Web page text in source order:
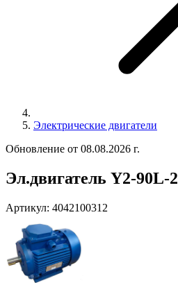
Электрические двигатели
Обновление от 08.08.2026 г.
Эл.двигатель Y2-90L-2
Артикул: 4042100312